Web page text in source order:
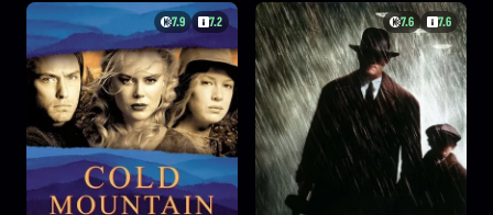
7.9 7.2 7.6 7.6